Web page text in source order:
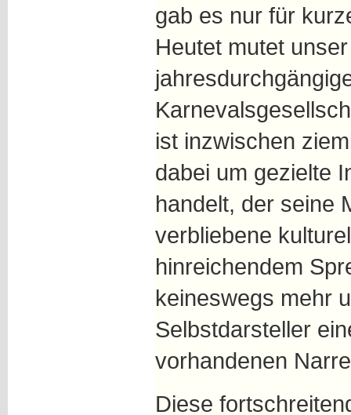
gab es nur für
Heutet mutet
ist inzwischen
dabei um gezielte
handelt, der seine
verbliebene
hinreichendem
keineswegs mehr
Selbstdarsteller
vorhandenen
Diese